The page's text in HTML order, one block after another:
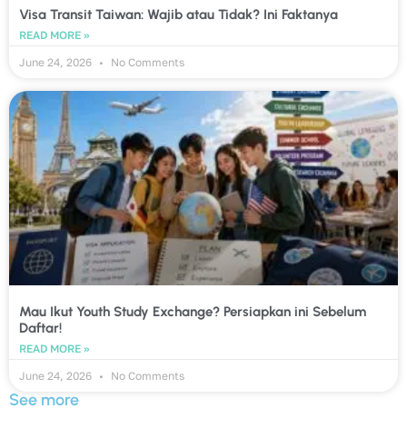
Visa Transit Taiwan: Wajib atau Tidak? Ini Faktanya
READ MORE »
June 24, 2026
No Comments
Mau Ikut Youth Study Exchange? Persiapkan ini Sebelum
Daftar!
READ MORE »
June 24, 2026
No Comments
See more